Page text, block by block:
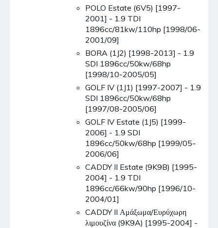
POLO Estate (6V5) [1997-
2001] - 1.9 TDI
1896cc/81kw/110hp [1998/06-
2001/09]
BORA (1J2) [1998-2013] - 1.9
SDI 1896cc/50kw/68hp
[1998/10-2005/05]
GOLF IV (1J1) [1997-2007] - 1.9
SDI 1896cc/50kw/68hp
[1997/08-2005/06]
GOLF IV Estate (1J5) [1999-
2006] - 1.9 SDI
1896cc/50kw/68hp [1999/05-
2006/06]
CADDY II Estate (9K9B) [1995-
2004] - 1.9 TDI
1896cc/66kw/90hp [1996/10-
2004/01]
CADDY II Αμάξωμα/Ευρύχωρη
λιμουζίνα (9K9A) [1995-2004] -